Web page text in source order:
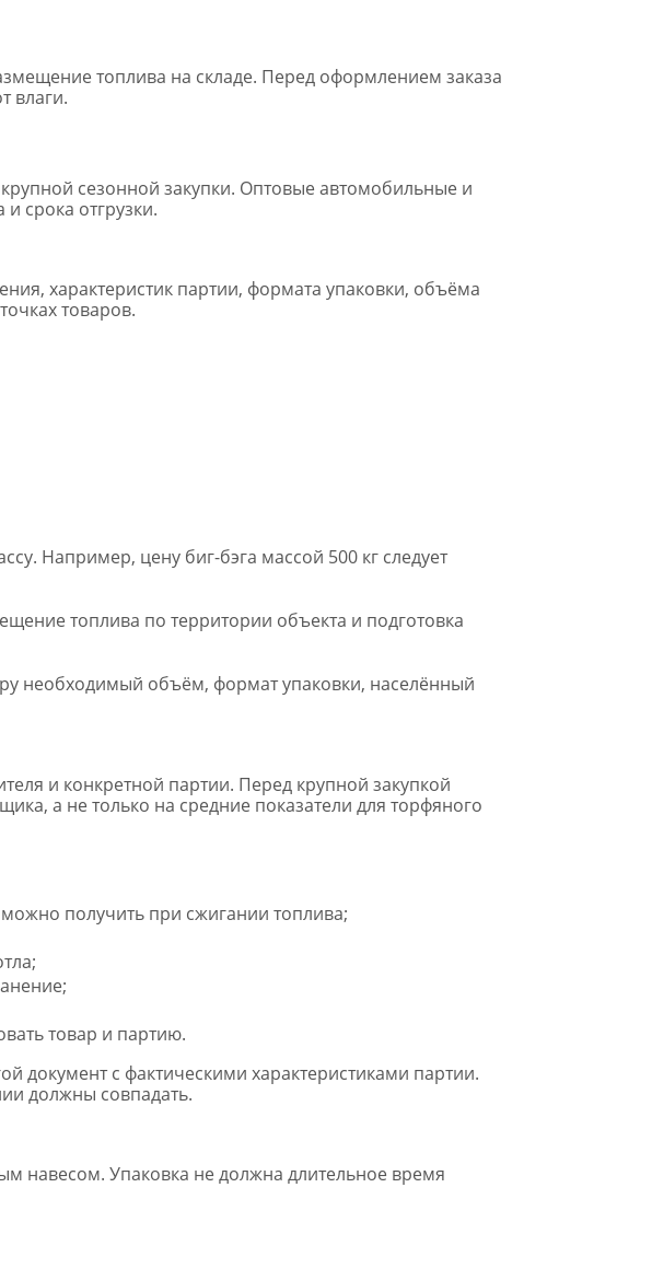
топлива на складе. Перед оформлением заказа
влаги.
сезонной закупки. Оптовые автомобильные и
срока отгрузки.
характеристик партии, формата упаковки, объёма
товаров.
Например, цену биг-бэга массой 500 кг следует
топлива по территории объекта и подготовка
необходимый объём, формат упаковки, населённый
и конкретной партии. Перед крупной закупкой
а не только на средние показатели для торфяного
получить при сжигании топлива;
товар и партию.
документ с фактическими характеристиками партии.
должны совпадать.
навесом. Упаковка не должна длительное время